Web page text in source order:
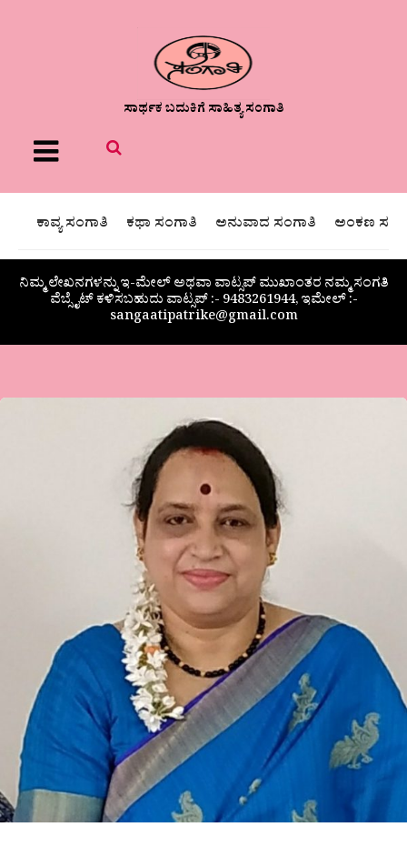
ಸಾರ್ಥಕ ಬದುಕಿಗೆ ಸಾಹಿತ್ಯ ಸಂಗಾತಿ
Menu
ಕಾವ್ಯ ಸಂಗಾತಿ ಕಥಾ ಸಂಗಾತಿ ಅನುವಾದ ಸಂಗಾತಿ ಅಂಕಣ
ನಿಮ್ಮ ಲೇಖನಗಳನ್ನು ಇ-ಮೇಲ್ ಅಥವಾ ವಾಟ್ಸಪ್ ಮುಖಾಂತರ ನಮ್ಮ ಸಂಗತಿ
ವೆಬ್ಸೈಟ್ ಕಳಿಸಬಹುದು ವಾಟ್ಸಪ್‌ :- 9483261944, ಇಮೇಲ್ :-
sangaatipatrike@gmail.com